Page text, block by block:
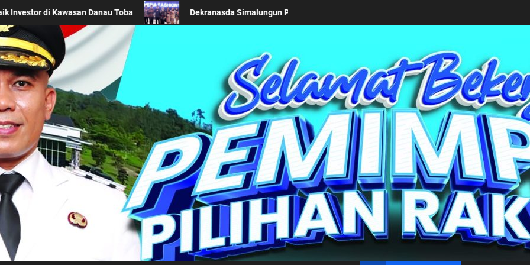
Wastra Khas Daerah di Acara BTN Indonesia Fashion Week 2026
Simalungun